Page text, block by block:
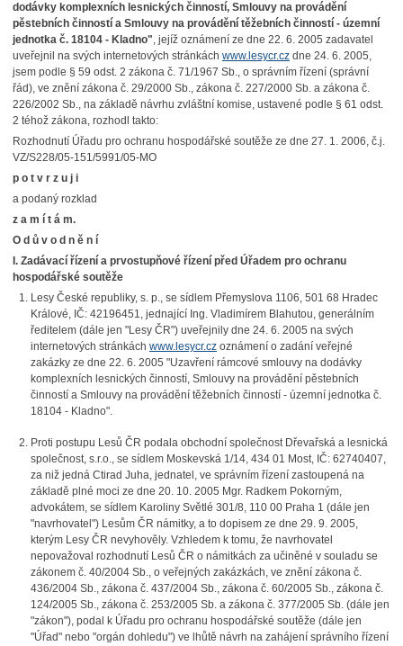
dodávky komplexních lesnických činností, Smlouvy na provádění
pěstebních činností a Smlouvy na provádění těžebních činností - územní
jednotka č. 18104 - Kladno", jejíž oznámení ze dne 22. 6. 2005 zadavatel
uveřejnil na svých internetových stránkách www.lesycr.czdne 24. 6. 2005,
jsem podle § 59 odst. 2 zákona č. 71/1967 Sb., o správním řízení (správní
řád), ve znění zákona č. 29/2000 Sb., zákona č. 227/2000 Sb. a zákona č.
226/2002 Sb., na základě návrhu zvláštní komise, ustavené podle § 61 odst.
2 téhož zákona, rozhodl takto:
Rozhodnutí Úřadu pro ochranu hospodářské soutěže ze dne 27. 1. 2006, č.j.
VZ/S228/05-151/5991/05-MO
p o t v r z u j i
a podaný rozklad
z a m í t á m.
O d ů v o d n ě n í
I. Zadávací řízení a prvostupňové řízení před Úřadem pro ochranu
hospodářské soutěže
Lesy České republiky, s. p., se sídlem Přemyslova 1106, 501 68 Hradec
Králové, IČ: 42196451, jednající Ing. Vladimírem Blahutou, generálním
ředitelem (dále jen "Lesy ČR") uveřejnily dne 24. 6. 2005 na svých
internetových stránkách www.lesycr.czoznámení o zadání veřejné
zakázky ze dne 22. 6. 2005 "Uzavření rámcové smlouvy na dodávky
komplexních lesnických činností, Smlouvy na provádění pěstebních
činností a Smlouvy na provádění těžebních činností - územní jednotka č.
18104 - Kladno".
Proti postupu Lesů ČR podala obchodní společnost Dřevařská a lesnická
společnost, s.r.o., se sídlem Moskevská 1/14, 434 01 Most, IČ: 62740407,
za niž jedná Ctirad Juha, jednatel, ve správním řízení zastoupená na
základě plné moci ze dne 20. 10. 2005 Mgr. Radkem Pokorným,
advokátem, se sídlem Karoliny Světlé 301/8, 110 00 Praha 1 (dále jen
"navrhovatel") Lesům ČR námitky, a to dopisem ze dne 29. 9. 2005,
kterým Lesy ČR nevyhověly. Vzhledem k tomu, že navrhovatel
nepovažoval rozhodnutí Lesů ČR o námitkách za učiněné v souladu se
zákonem č. 40/2004 Sb., o veřejných zakázkách, ve znění zákona č.
436/2004 Sb., zákona č. 437/2004 Sb., zákona č. 60/2005 Sb., zákona č.
124/2005 Sb., zákona č. 253/2005 Sb. a zákona č. 377/2005 Sb. (dále jen
"zákon"), podal k Úřadu pro ochranu hospodářské soutěže (dále jen
"Úřad" nebo "orgán dohledu") ve lhůtě návrh na zahájení správního řízení